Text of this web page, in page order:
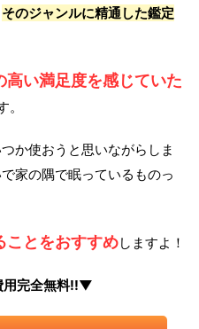
そのジャンルに精通した鑑定
高い満足度を感じていた
か使おうと思いながらしま
家の隅で眠っているものっ
ことをおすすめしますよ！
完全無料!!▼